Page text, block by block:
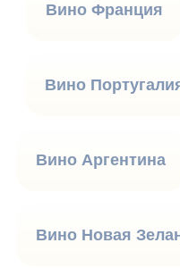
Вино Франция
Вино
Вино Аргентина
Вино Новая